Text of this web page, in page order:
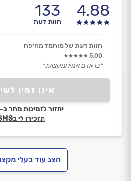
4.88
133
חוות דעת
אינו זמין
יחזור לזמינות מחר ב-07:00
תזכירו לי בSMS
חוות דעת של מוחמד מחיפה
5.00
״בן אדם אמין ומקצוען.״
הצג עוד בעלי